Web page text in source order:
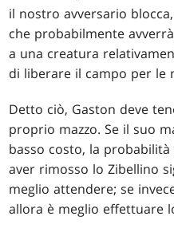
il nostro avversario
che probabilmente
a una creatura
di liberare il campo per
Detto ciò, Gaston deve
proprio mazzo. Se il suo
basso costo, la
aver rimosso lo Zibellino
meglio attendere; se
allora è meglio effettuare